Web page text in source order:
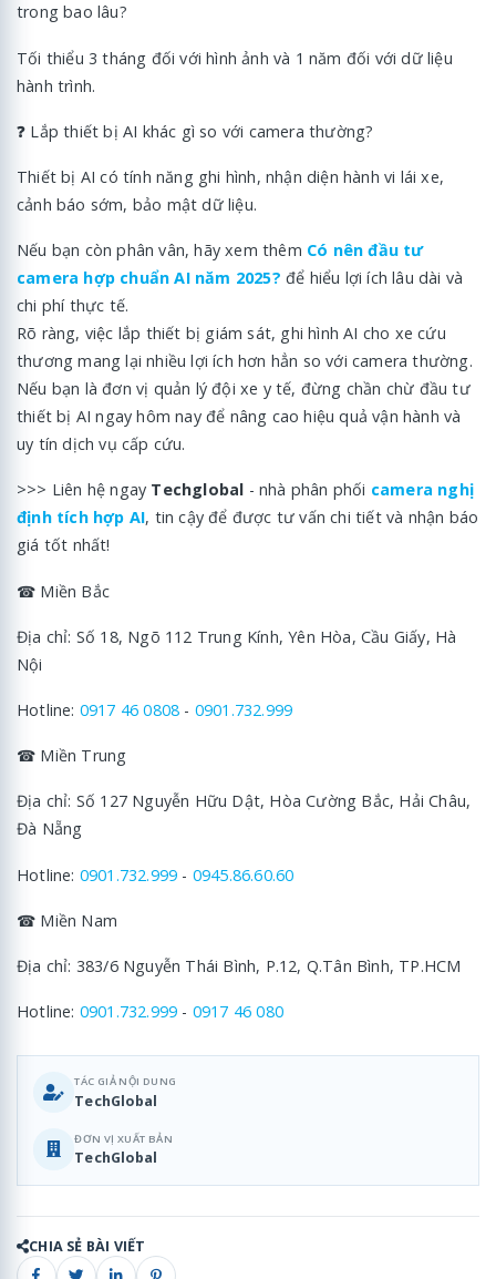
trong bao lâu?
Tối thiểu 3 tháng đối với hình ảnh và 1 năm đối với dữ liệu
hành trình.
❓ Lắp thiết bị AI khác gì so với camera thường?
Thiết bị AI có tính năng ghi hình, nhận diện hành vi lái xe,
cảnh báo sớm, bảo mật dữ liệu.
Nếu bạn còn phân vân, hãy xem thêm Có nên đầu tư
camera hợp chuẩn AI năm 2025? để hiểu lợi ích lâu dài và
chi phí thực tế.
Rõ ràng, việc lắp thiết bị giám sát, ghi hình AI cho xe cứu
thương mang lại nhiều lợi ích hơn hẳn so với camera thường.
Nếu bạn là đơn vị quản lý đội xe y tế, đừng chần chừ đầu tư
thiết bị AI ngay hôm nay để nâng cao hiệu quả vận hành và
uy tín dịch vụ cấp cứu.
>>> Liên hệ ngay Techglobal - nhà phân phối camera nghị
định tích hợp AI, tin cậy để được tư vấn chi tiết và nhận báo
giá tốt nhất!
☎ Miền Bắc
Địa chỉ: Số 18, Ngõ 112 Trung Kính, Yên Hòa, Cầu Giấy, Hà
Nội
Hotline: 0917 46 0808 - 0901.732.999
☎ Miền Trung
Địa chỉ: Số 127 Nguyễn Hữu Dật, Hòa Cường Bắc, Hải Châu,
Đà Nẵng
Hotline: 0901.732.999 - 0945.86.60.60
☎ Miền Nam
Địa chỉ: 383/6 Nguyễn Thái Bình, P.12, Q.Tân Bình, TP.HCM
Hotline: 0901.732.999 - 0917 46 080
TÁC GIẢ NỘI DUNG
TechGlobal
ĐƠN VỊ XUẤT BẢN
TechGlobal
CHIA SẺ BÀI VIẾT